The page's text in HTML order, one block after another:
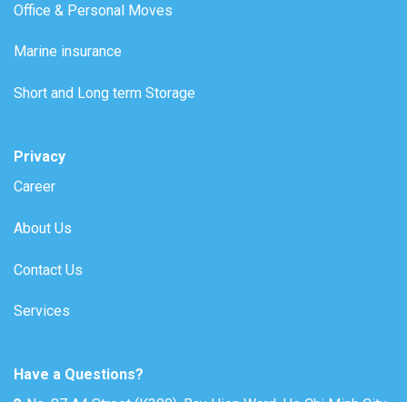
Office & Personal Moves
Marine insurance
Short and Long term Storage
Privacy
Career
About Us
Contact Us
Services
Have a Questions?